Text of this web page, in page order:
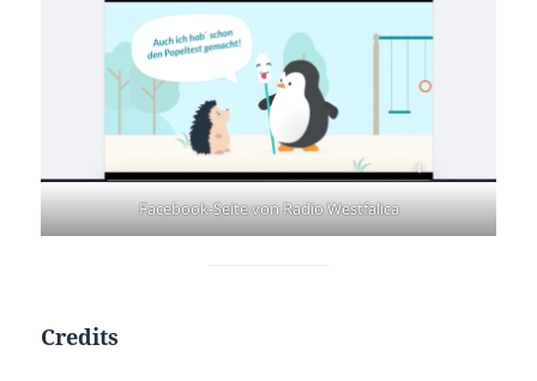
Facebook-Seite von Radio Westfalica
Credits